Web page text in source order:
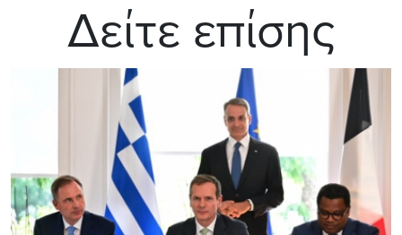
Δείτε επίσης